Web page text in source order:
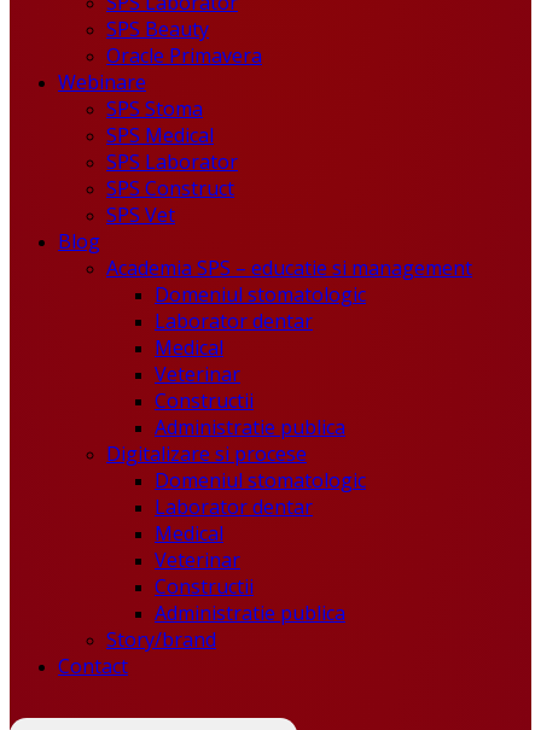
SPS Beauty
Oracle Primavera
Webinare
SPS Stoma
SPS Medical
SPS Laborator
SPS Construct
SPS Vet
Blog
Academia SPS – educatie si management
Domeniul stomatologic
Laborator dentar
Medical
Veterinar
Constructii
Administratie publica
Digitalizare si procese
Domeniul stomatologic
Laborator dentar
Medical
Veterinar
Constructii
Administratie publica
Story/brand
Contact